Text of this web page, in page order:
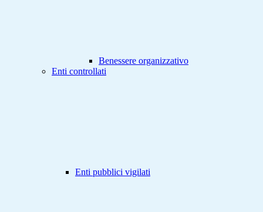
Benessere organizzativo
Enti controllati
Enti pubblici vigilati